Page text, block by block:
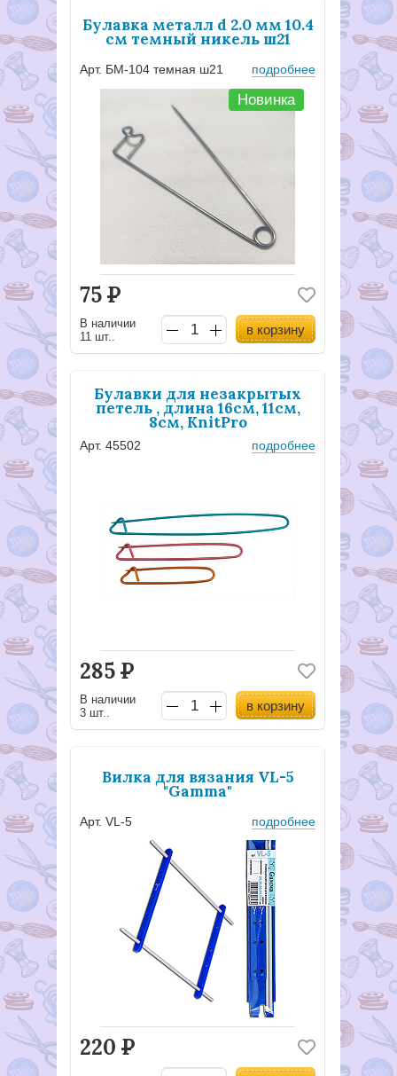
Булавка металл d 2.0 мм 10.4
см темный никель ш21
Арт. БМ-104 темная ш21 подробнее
Новинка
75Р
В наличии
11 шт..
в корзину
Булавки для незакрытых
петель , длина 16см, 11см,
8см, KnitPro
Арт. 45502 подробнее
285Р
В наличии
3 шт..
в корзину
Вилка для вязания VL-5
"Gamma"
Арт. VL-5 подробнее
220 Р